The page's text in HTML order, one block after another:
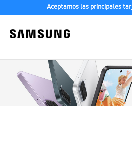
Aceptamos las principales